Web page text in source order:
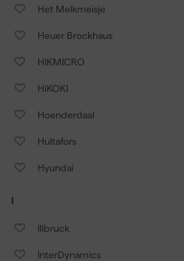
Het Melkmeisje
Heuer Brockhaus
HIKMICRO
HiKOKI
Hoenderdaal
Hultafors
Hyundai
I
Illbruck
InterDynamics